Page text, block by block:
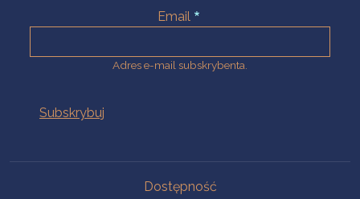
Email
Adres e-mail subskrybenta.
Dostępność